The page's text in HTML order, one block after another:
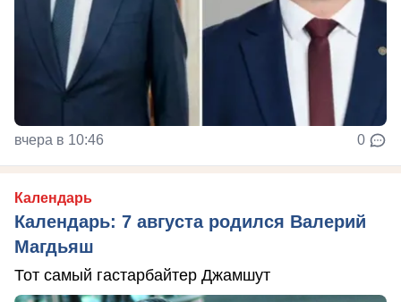
вчера в 10:46 0
Календарь
Календарь: 7 августа родился Валерий
Магдьяш
Тот самый гастарбайтер Джамшут